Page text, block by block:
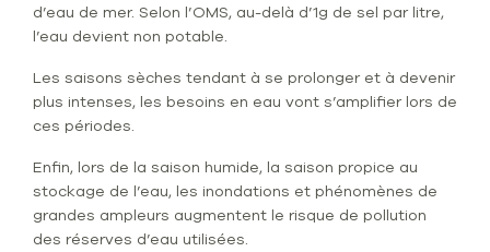
d’eau de mer. Selon l’OMS, au-delà d’1g de sel par litre,
l’eau devient non potable.
Les saisons sèches tendant à se prolonger et à devenir
plus intenses, les besoins en eau vont s’amplifier lors de
ces périodes.
Enfin, lors de la saison humide, la saison propice au
stockage de l’eau, les inondations et phénomènes de
grandes ampleurs augmentent le risque de pollution
des réserves d’eau utilisées.